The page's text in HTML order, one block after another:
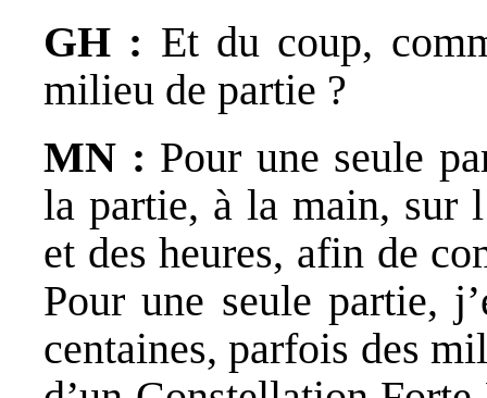
GH : Et du coup,
milieu de partie ?
MN : Pour une seule
la partie, à la main, sur
et des heures, afin de
Pour une seule partie,
centaines, parfois des